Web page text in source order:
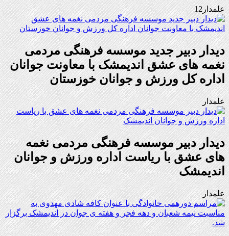
علمدار12
دیدار دبیر جدید موسسه فرهنگی مردمی
نغمه های عشق اندیمشک با معاونت جوانان
اداره کل ورزش و جوانان خوزستان
علمدار
دیدار دبیر موسسه فرهنگی مردمی نغمه
های عشق با ریاست اداره ورزش و جوانان
اندیمشک
علمدار